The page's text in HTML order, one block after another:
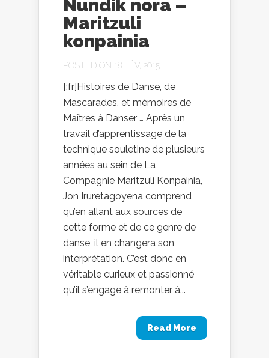
Nundik nora –
Maritzuli
konpainia
POSTED ON 18 FÉV, 2015
[:fr]Histoires de Danse, de
Mascarades, et mémoires de
Maîtres à Danser … Après un
travail d’apprentissage de la
technique souletine de plusieurs
années au sein de La
Compagnie Maritzuli Konpainia,
Jon Iruretagoyena comprend
qu’en allant aux sources de
cette forme et de ce genre de
danse, il en changera son
interprétation. C’est donc en
véritable curieux et passionné
qu’il s’engage à remonter à...
Read More